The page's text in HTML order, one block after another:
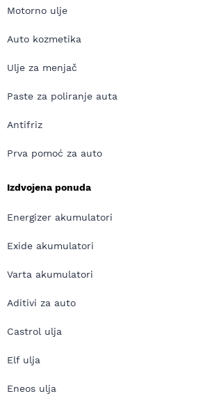
Motorno ulje
Auto kozmetika
Ulje za menjač
Paste za poliranje auta
Antifriz
Prva pomoć za auto
Izdvojena ponuda
Energizer akumulatori
Exide akumulatori
Varta akumulatori
Aditivi za auto
Castrol ulja
Elf ulja
Eneos ulja